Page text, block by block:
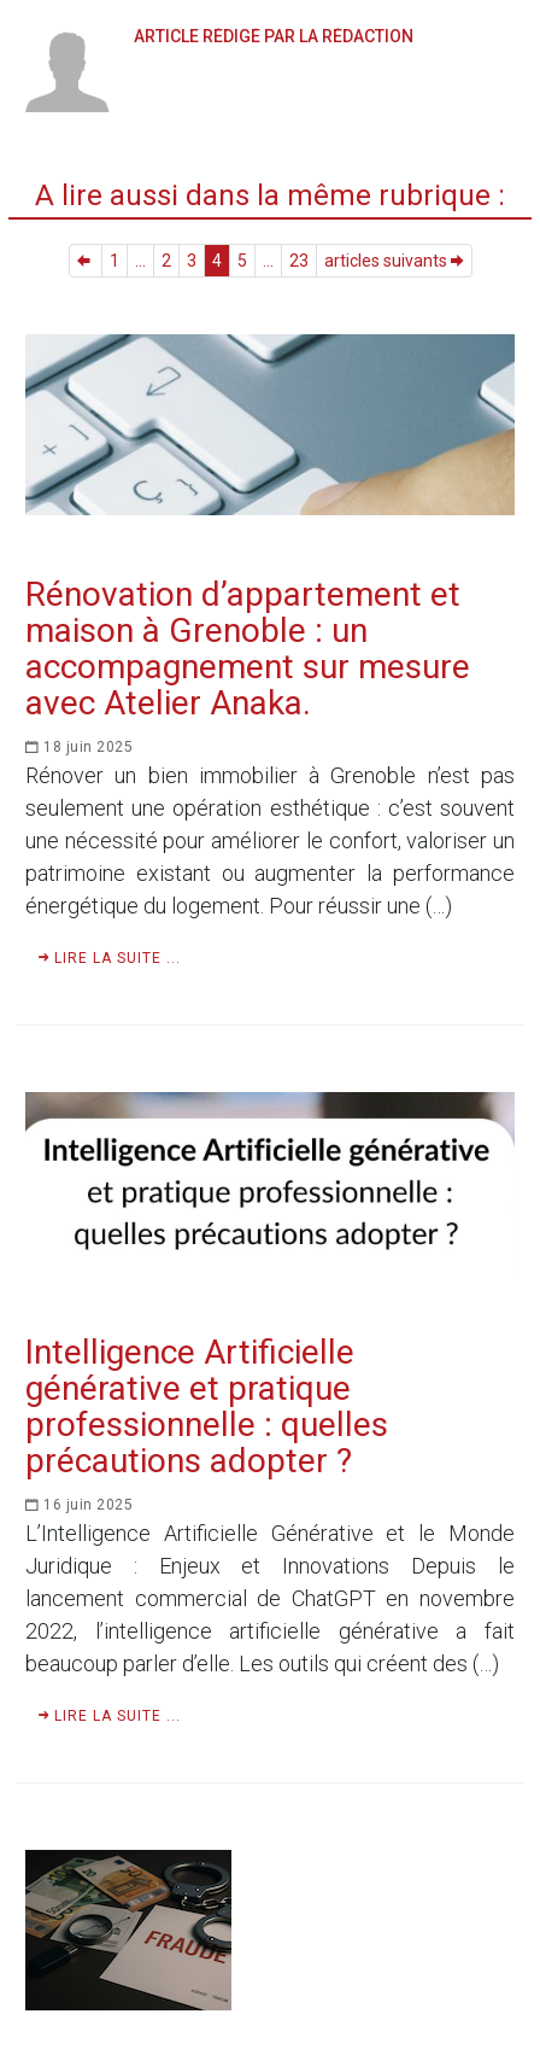
ARTICLE RÉDIGÉ PAR LA RÉDACTION
A lire aussi dans la même rubrique :
1 2 3 4 5 23 articles suivants
Rénovation d’appartement et
maison à Grenoble : un
accompagnement sur mesure
avec Atelier Anaka.
18 juin 2025
Rénover un bien immobilier à Grenoble n’est pas
seulement une opération esthétique : c’est souvent
une nécessité pour améliorer le confort, valoriser un
patrimoine existant ou augmenter la performance
énergétique du logement. Pour réussir une (…)
LIRE LA SUITE ...
Intelligence Artificielle
générative et pratique
professionnelle : quelles
précautions adopter ?
16 juin 2025
L’Intelligence Artificielle Générative et le Monde
Juridique : Enjeux et Innovations Depuis le
lancement commercial de ChatGPT en novembre
2022, l’intelligence artificielle générative a fait
beaucoup parler d’elle. Les outils qui créent des (…)
LIRE LA SUITE ...